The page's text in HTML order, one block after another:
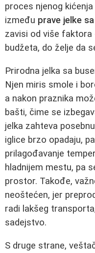
proces njenog
između prave jelke
zavisi od više faktora
budžeta, do želje da
Prirodna jelka sa
Njen miris smole i
a nakon praznika
bašti, čime se
jelka zahteva
iglice brzo opadaju,
prilagođavanje
hladnijem mestu, pa
prostor. Takođe,
neoštećen, jer
radi lakšeg
sadejstvo.
S druge strane,